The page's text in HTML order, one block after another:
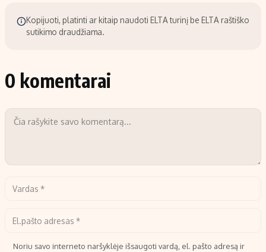
Kopijuoti, platinti ar kitaip naudoti ELTA turinį be ELTA raštiško
sutikimo draudžiama.
0 komentarai
Noriu savo interneto naršyklėje išsaugoti vardą, el. pašto adresą ir